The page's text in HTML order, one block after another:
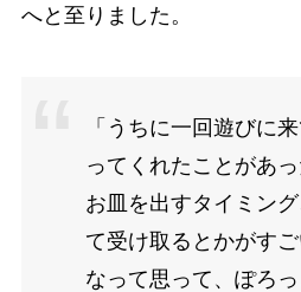
へと至りました。
「うちに一回遊びに
ってくれたことがあ
お皿を出すタイミン
て受け取るとかがす
なって思って、ぽろ